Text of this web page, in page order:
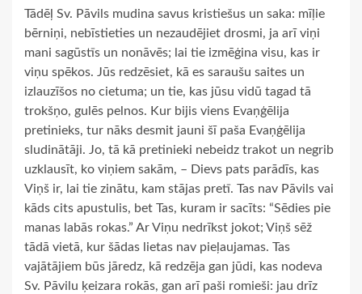
Tādēļ Sv. Pāvils mudina savus kristiešus un saka: mīļie
bērniņi, nebīstieties un nezaudējiet drosmi, ja arī viņi
mani sagūstīs un nonāvēs; lai tie izmēģina visu, kas ir
viņu spēkos. Jūs redzēsiet, kā es saraušu saites un
izlauzīšos no cietuma; un tie, kas jūsu vidū tagad tā
trokšņo, gulēs pelnos. Kur bijis viens Evaņģēlija
pretinieks, tur nāks desmit jauni šī paša Evaņģēlija
sludinātāji. Jo, tā kā pretinieki nebeidz trakot un negrib
uzklausīt, ko viņiem sakām, – Dievs pats parādīs, kas
Viņš ir, lai tie zinātu, kam stājas pretī. Tas nav Pāvils vai
kāds cits apustulis, bet Tas, kuram ir sacīts: “Sēdies pie
manas labās rokas.” Ar Viņu nedrīkst jokot; Viņš sēž
tādā vietā, kur šādas lietas nav pieļaujamas. Tas
vajātājiem būs jāredz, kā redzēja gan jūdi, kas nodeva
Sv. Pāvilu ķeizara rokās, gan arī paši romieši: jau drīz